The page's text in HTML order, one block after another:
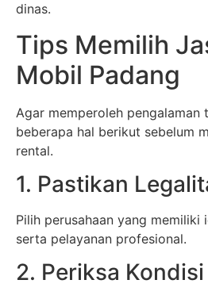
dinas.
Tips Memilih
Mobil Padang
Agar memperoleh pengalaman
beberapa hal berikut sebelum
rental.
1. Pastikan
Pilih perusahaan yang memiliki
serta pelayanan profesional.
2. Periksa